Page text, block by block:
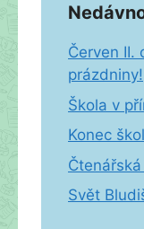
Červen II.
prázdniny!
Škola v
Konec
Svět